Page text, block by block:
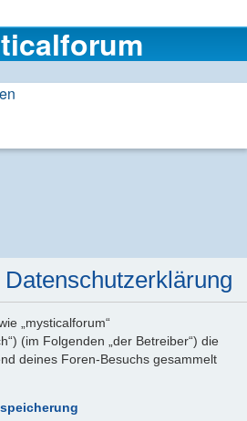
„mysticalforum“
(im Folgenden „der Betreiber“) die
deines Foren-Besuchs gesammelt